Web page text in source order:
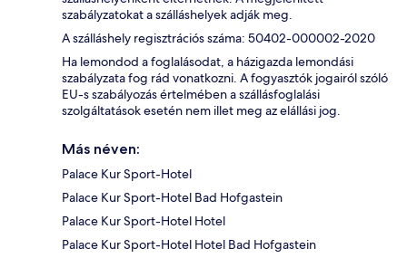
szabályzatokat a szálláshelyek adják meg.
A szálláshely regisztrációs száma: 50402-000002-2020
Ha lemondod a foglalásodat, a házigazda lemondási
szabályzata fog rád vonatkozni. A fogyasztók jogairól szóló
EU-s szabályozás értelmében a szállásfoglalási
szolgáltatások esetén nem illet meg az elállási jog.
Más néven:
Palace Kur Sport-Hotel
Palace Kur Sport-Hotel Bad Hofgastein
Palace Kur Sport-Hotel Hotel
Palace Kur Sport-Hotel Hotel Bad Hofgastein